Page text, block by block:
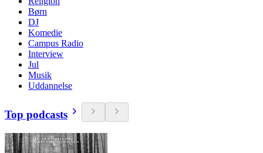
Børn
DJ
Komedie
Campus Radio
Interview
Jul
Musik
Uddannelse
Top podcasts